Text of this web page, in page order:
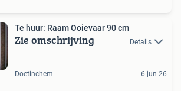
Te huur: Raam Ooievaar 90 cm
Zie omschrijving Details
Doetinchem 6 jun 26